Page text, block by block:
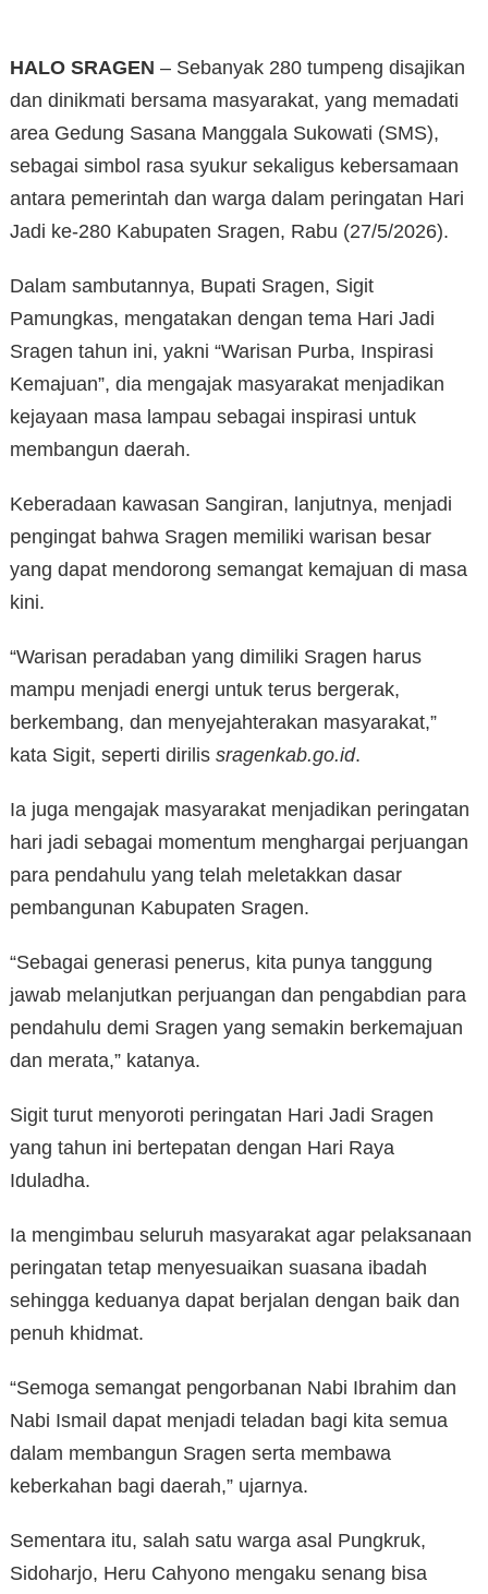
HALO SRAGEN – Sebanyak 280 tumpeng disajikan
dan dinikmati bersama masyarakat, yang memadati
area Gedung Sasana Manggala Sukowati (SMS),
sebagai simbol rasa syukur sekaligus kebersamaan
antara pemerintah dan warga dalam peringatan Hari
Jadi ke-280 Kabupaten Sragen, Rabu (27/5/2026).
Dalam sambutannya, Bupati Sragen, Sigit
Pamungkas, mengatakan dengan tema Hari Jadi
Sragen tahun ini, yakni “Warisan Purba, Inspirasi
Kemajuan”, dia mengajak masyarakat menjadikan
kejayaan masa lampau sebagai inspirasi untuk
membangun daerah.
Keberadaan kawasan Sangiran, lanjutnya, menjadi
pengingat bahwa Sragen memiliki warisan besar
yang dapat mendorong semangat kemajuan di masa
kini.
“Warisan peradaban yang dimiliki Sragen harus
mampu menjadi energi untuk terus bergerak,
berkembang, dan menyejahterakan masyarakat,”
kata Sigit, seperti dirilis sragenkab.go.id.
Ia juga mengajak masyarakat menjadikan peringatan
hari jadi sebagai momentum menghargai perjuangan
para pendahulu yang telah meletakkan dasar
pembangunan Kabupaten Sragen.
“Sebagai generasi penerus, kita punya tanggung
jawab melanjutkan perjuangan dan pengabdian para
pendahulu demi Sragen yang semakin berkemajuan
dan merata,” katanya.
Sigit turut menyoroti peringatan Hari Jadi Sragen
yang tahun ini bertepatan dengan Hari Raya
Iduladha.
Ia mengimbau seluruh masyarakat agar pelaksanaan
peringatan tetap menyesuaikan suasana ibadah
sehingga keduanya dapat berjalan dengan baik dan
penuh khidmat.
“Semoga semangat pengorbanan Nabi Ibrahim dan
Nabi Ismail dapat menjadi teladan bagi kita semua
dalam membangun Sragen serta membawa
keberkahan bagi daerah,” ujarnya.
Sementara itu, salah satu warga asal Pungkruk,
Sidoharjo, Heru Cahyono mengaku senang bisa